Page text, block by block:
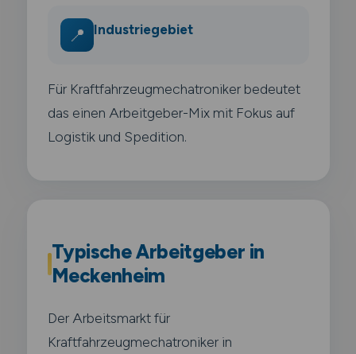
📍 Industriegebiet
Für Kraftfahrzeugmechatroniker bedeutet
das einen Arbeitgeber-Mix mit Fokus auf
Logistik und Spedition.
Typische Arbeitgeber in
Meckenheim
Der Arbeitsmarkt für
Kraftfahrzeugmechatroniker in